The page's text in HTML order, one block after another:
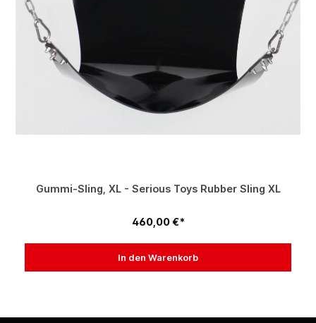
Gummi-Sling, XL - Serious Toys Rubber Sling XL
460,00 €*
In den Warenkorb